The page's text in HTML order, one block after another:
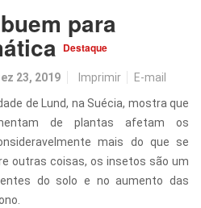
para
Destaque
23, 2019 Imprimir E-mail
de Lund, na Suécia, mostra que
de plantas afetam os
mais do que se
outras coisas, os insetos são um
do solo e no aumento das